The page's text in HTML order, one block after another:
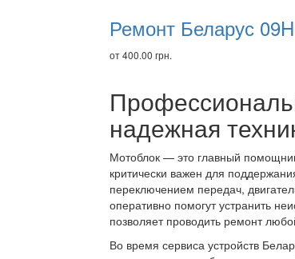
товары
Ремонт Беларус 09H
от 400.00 грн.
надежная
Мотоблок — это главный
критически важен для
переключением передач,
оперативно помогут устранить
позволяет проводить ремонт
Во время сервиса устройств